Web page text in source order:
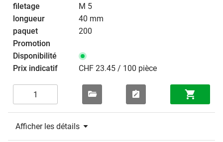
M 5
40 mm
200
CHF 23.45 / 100 pièce
Afficher les détails